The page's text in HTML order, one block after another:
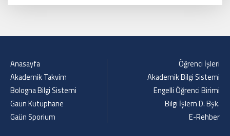
Anasayfa
Akademik Takvim
Bologna Bilgi Sistemi
Gaün Kütüphane
Gaün Sporium
Öğrenci İşleri
Akademik Bilgi Sistemi
Engelli Öğrenci Birimi
Bilgi İşlem D. Bşk.
E-Rehber